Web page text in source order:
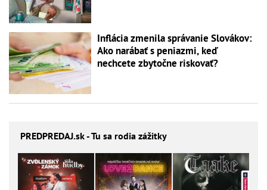
Inflácia zmenila správanie Slovákov:
Ako narábať s peniazmi, keď
nechcete zbytočne riskovať?
PREDPREDAJ.sk - Tu sa rodia zážitky